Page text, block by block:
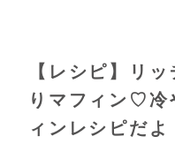
【レシピ】リ
りマフィン♡冷
ィンレシピだよ